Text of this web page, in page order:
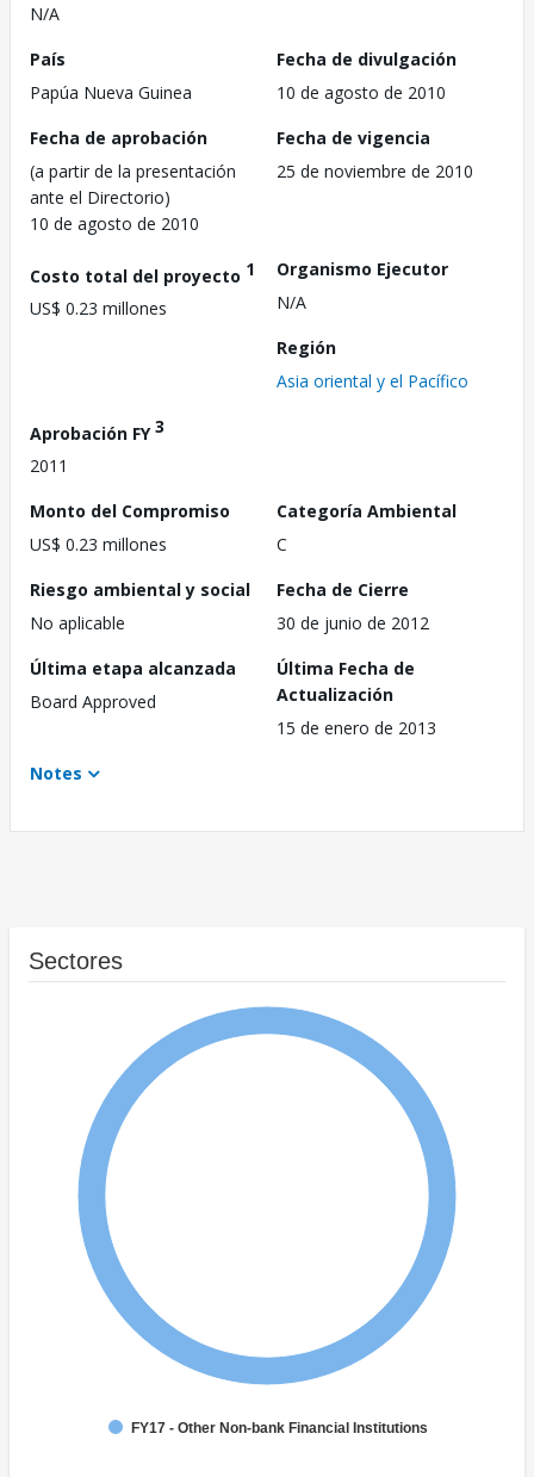
N/A
País
Papúa Nueva Guinea
Fecha de divulgación
10 de agosto de 2010
Fecha de aprobación
(a partir de la presentación
ante el Directorio)
10 de agosto de 2010
Fecha de vigencia
25 de noviembre de 2010
Costo total del proyecto 1
US$ 0.23 millones
Organismo Ejecutor
N/A
Región
Asia oriental y el Pacífico
Aprobación FY3
2011
Monto del Compromiso
US$ 0.23 millones
Categoría Ambiental
C
Riesgo ambiental y social
No aplicable
Fecha de Cierre
30 de junio de 2012
Última etapa alcanzada
Board Approved
Última Fecha de
Actualización
15 de enero de 2013
Notes
Sectores
FY17 - Other Non-bank Financial Institutions